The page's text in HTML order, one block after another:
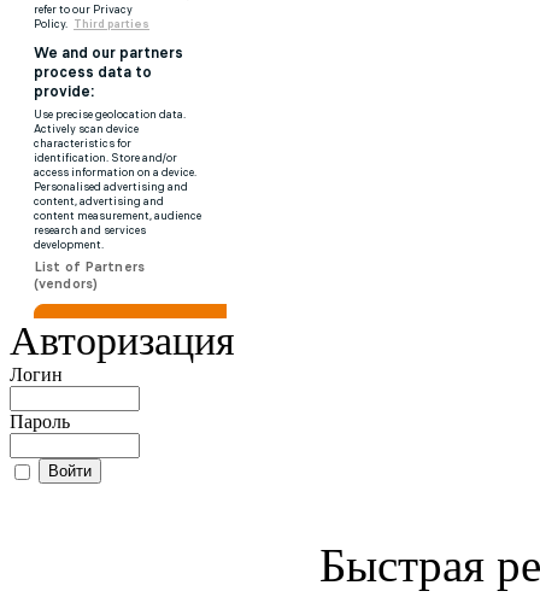
Авторизация
Логин
Пароль
Быстрая